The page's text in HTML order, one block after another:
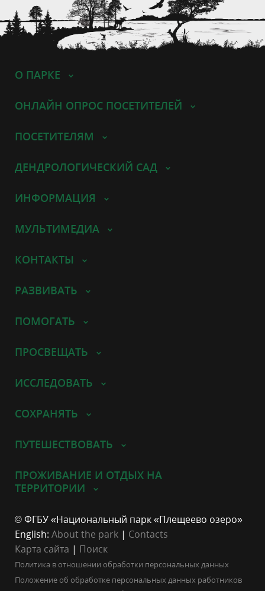
О ПАРКЕ
ОНЛАЙН ОПРОС ПОСЕТИТЕЛЕЙ
ПОСЕТИТЕЛЯМ
ДЕНДРОЛОГИЧЕСКИЙ САД
ИНФОРМАЦИЯ
МУЛЬТИМЕДИА
КОНТАКТЫ
РАЗВИВАТЬ
ПОМОГАТЬ
ПРОСВЕЩАТЬ
ИССЛЕДОВАТЬ
СОХРАНЯТЬ
ПУТЕШЕСТВОВАТЬ
ПРОЖИВАНИЕ И ОТДЫХ НА
ТЕРРИТОРИИ
© ФГБУ «Национальный парк «Плещеево озеро»
English: About the park | Contacts
Карта сайта | Поиск
Политика в отношении обработки персональных данных
Положение об обработке персональных данных работников